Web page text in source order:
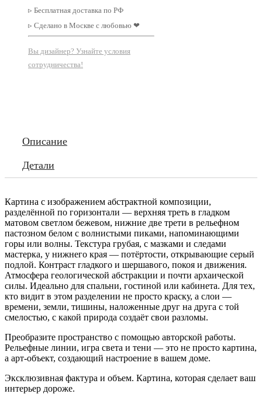
▹ Бесплатная доставка по РФ
▹ Сделано в Москве с любовью ❤
Вы дизайнер? Узнайте условия
сотрудничества!
Описание
Детали
Картина с изображением абстрактной композиции,
разделённой по горизонтали — верхняя треть в гладком
матовом светлом бежевом, нижние две трети в рельефном
пастозном белом с волнистыми пиками, напоминающими
горы или волны. Текстура грубая, с мазками и следами
мастерка, у нижнего края — потёртости, открывающие серый
подлой. Контраст гладкого и шершавого, покоя и движения.
Атмосфера геологической абстракции и почти архаической
силы. Идеально для спальни, гостиной или кабинета. Для тех,
кто видит в этом разделении не просто краску, а слои —
времени, земли, тишины, наложенные друг на друга с той
смелостью, с какой природа создаёт свои разломы.
Преобразите пространство с помощью авторской работы.
Рельефные линии, игра света и тени — это не просто картина,
а арт-объект, создающий настроение в вашем доме.
Эксклюзивная фактура и объем. Картина, которая сделает ваш
интерьер дороже.